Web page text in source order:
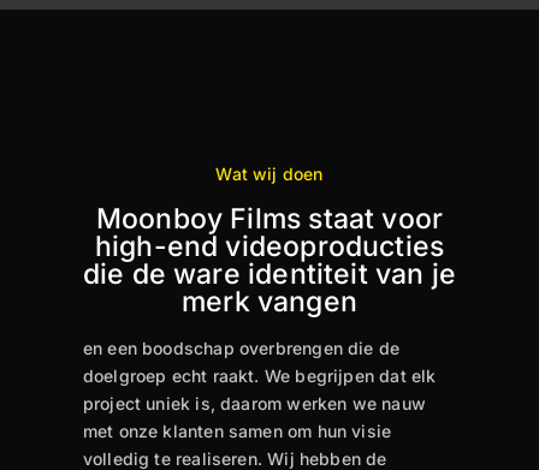
Wat wij doen
Moonboy Films staat voor
high-end videoproducties
die de ware identiteit van je
merk vangen
en een boodschap overbrengen die de
doelgroep echt raakt. We begrijpen dat elk
project uniek is, daarom werken we nauw
met onze klanten samen om hun visie
volledig te realiseren. Wij hebben de